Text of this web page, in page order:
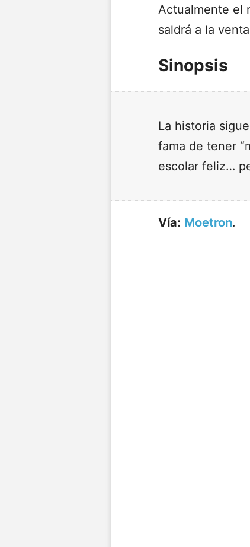
Actualmente el
saldrá a la
Sinopsis
La historia
fama de tener
escolar feliz…
Vía: Moetron.